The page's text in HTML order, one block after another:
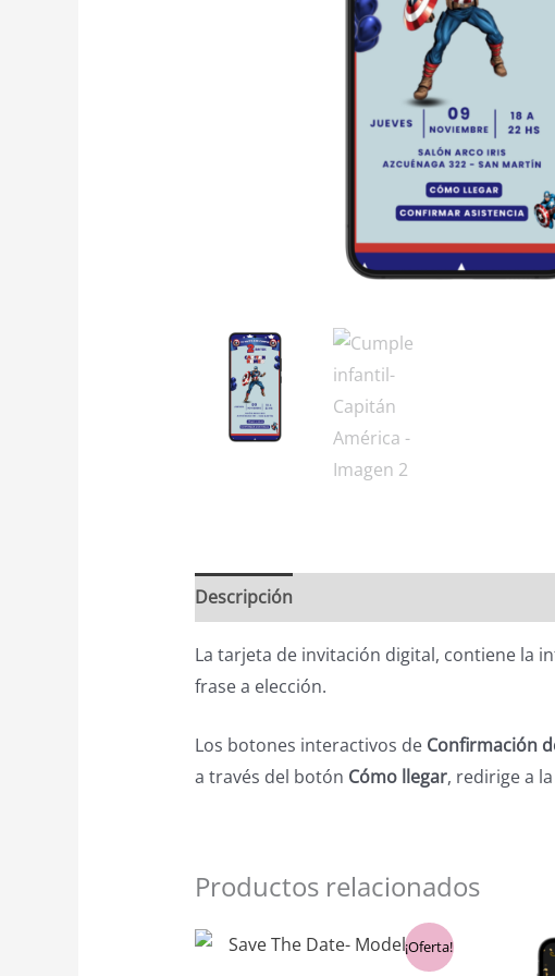
Descripción
La tarjeta de invitación digital, contiene la
frase a elección.
Los botones interactivos de Confirmación
a través del botón Cómo llegar, redirige a la
Productos relacionados
¡Oferta!
El
precio
El
precio